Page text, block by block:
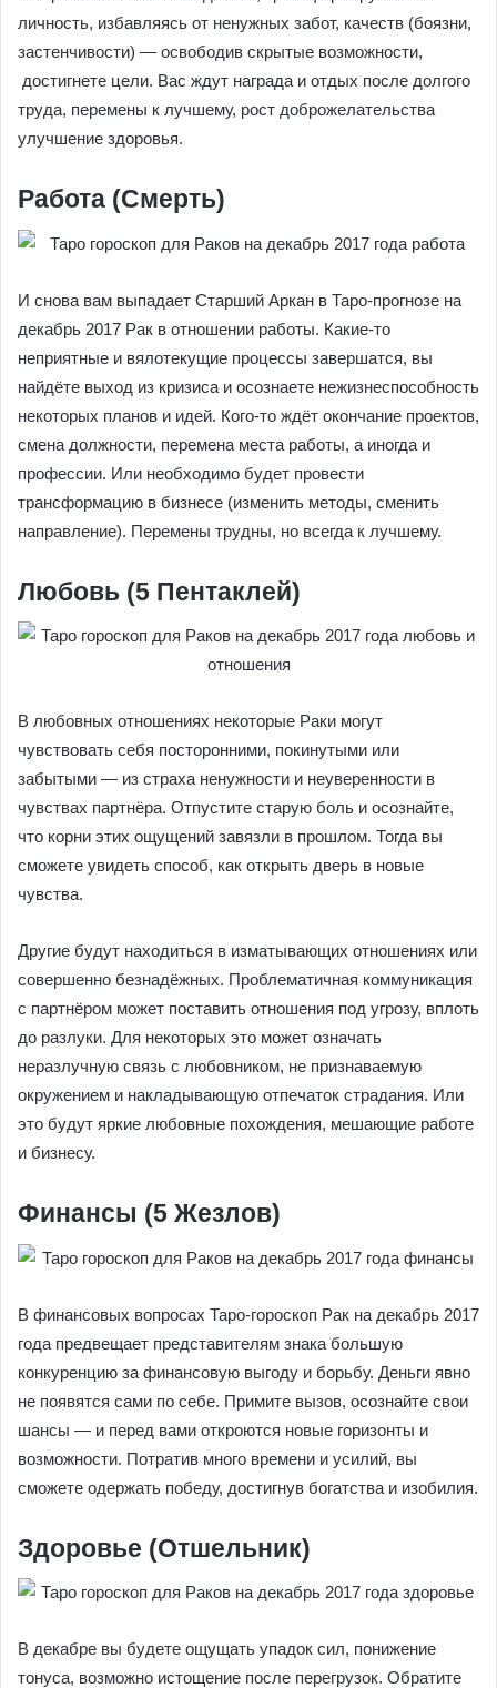
личность, избавляясь от ненужных забот, качеств (боязни,
застенчивости) — освободив скрытые возможности,
достигнете цели. Вас ждут награда и отдых после долгого
труда, перемены к лучшему, рост доброжелательства
улучшение здоровья.
Работа (Смерть)
И снова вам выпадает Старший Аркан в Таро-прогнозе на
декабрь 2017 Рак в отношении работы. Какие-то
неприятные и вялотекущие процессы завершатся, вы
найдёте выход из кризиса и осознаете нежизнеспособность
некоторых планов и идей. Кого-то ждёт окончание проектов,
смена должности, перемена места работы, а иногда и
профессии. Или необходимо будет провести
трансформацию в бизнесе (изменить методы, сменить
направление). Перемены трудны, но всегда к лучшему.
Любовь (5 Пентаклей)
В любовных отношениях некоторые Раки могут
чувствовать себя посторонними, покинутыми или
забытыми — из страха ненужности и неуверенности в
чувствах партнёра. Отпустите старую боль и осознайте,
что корни этих ощущений завязли в прошлом. Тогда вы
сможете увидеть способ, как открыть дверь в новые
чувства.
Другие будут находиться в изматывающих отношениях или
совершенно безнадёжных. Проблематичная коммуникация
с партнёром может поставить отношения под угрозу, вплоть
до разлуки. Для некоторых это может означать
неразлучную связь с любовником, не признаваемую
окружением и накладывающую отпечаток страдания. Или
это будут яркие любовные похождения, мешающие работе
и бизнесу.
Финансы (5 Жезлов)
В финансовых вопросах Таро-гороскоп Рак на декабрь 2017
года предвещает представителям знака большую
конкуренцию за финансовую выгоду и борьбу. Деньги явно
не появятся сами по себе. Примите вызов, осознайте свои
шансы — и перед вами откроются новые горизонты и
возможности. Потратив много времени и усилий, вы
сможете одержать победу, достигнув богатства и изобилия.
Здоровье (Отшельник)
В декабре вы будете ощущать упадок сил, понижение
тонуса, возможно истощение после перегрузок. Обратите